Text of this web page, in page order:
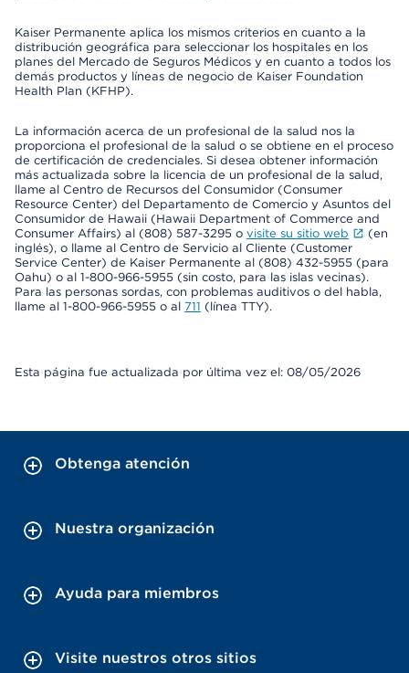
Kaiser Permanente aplica los mismos criterios en cuanto a la
distribución geográfica para seleccionar los hospitales en los
planes del Mercado de Seguros Médicos y en cuanto a todos los
demás productos y líneas de negocio de Kaiser Foundation
Health Plan (KFHP).
La información acerca de un profesional de la salud nos la
proporciona el profesional de la salud o se obtiene en el proceso
de certificación de credenciales. Si desea obtener información
más actualizada sobre la licencia de un profesional de la salud,
llame al Centro de Recursos del Consumidor (Consumer
Resource Center) del Departamento de Comercio y Asuntos del
Consumidor de Hawaii (Hawaii Department of Commerce and
Consumer Affairs) al (808) 587-3295 o visite su sitio web
(en
inglés), o llame al Centro de Servicio al Cliente (Customer
Service Center) de Kaiser Permanente al (808) 432-5955 (para
Oahu) o al 1-800-966-5955 (sin costo, para las islas vecinas).
Para las personas sordas, con problemas auditivos o del habla,
llame al 1-800-966-5955 o al 711 (línea TTY).
Esta página fue actualizada por última vez el: 08/05/2026
Obtenga atención
Nuestra organización
Ayuda para miembros
Visite nuestros otros sitios